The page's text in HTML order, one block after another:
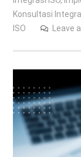
Konsultasi
ISO
Leave